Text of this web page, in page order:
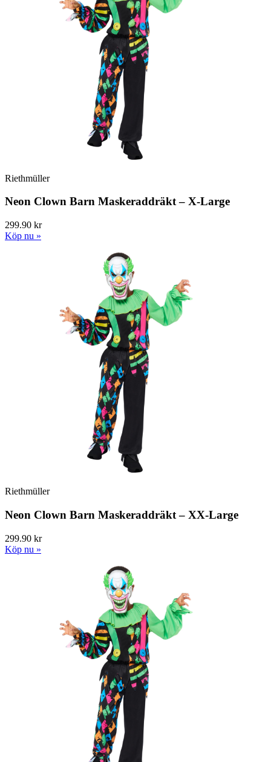
Riethmüller
Neon Clown Barn Maskeraddräkt – X-Large
299.90 kr
Köp nu »
Riethmüller
Neon Clown Barn Maskeraddräkt – XX-Large
299.90 kr
Köp nu »